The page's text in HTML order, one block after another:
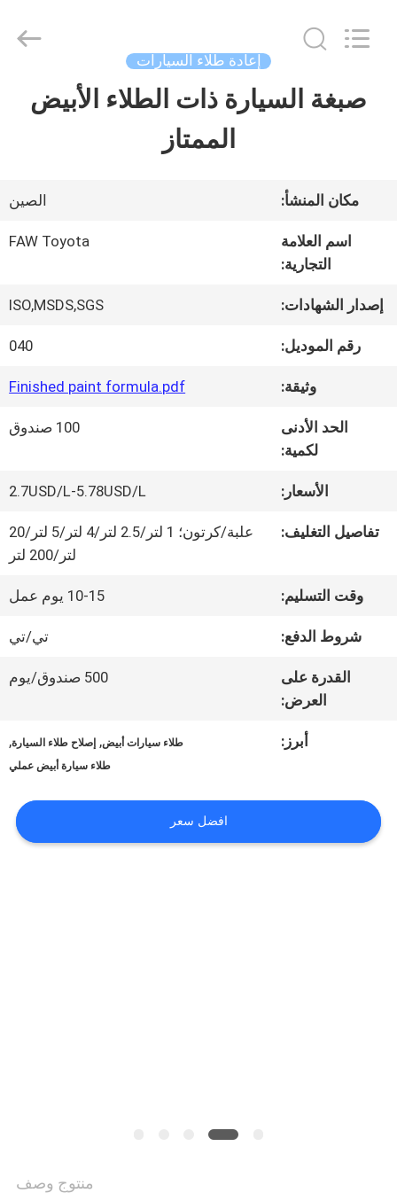
منزل
أشرطة
حول
المعمل
ضبط
الجودة
أخبار
Chemical
إعادة طلاء السيارات
صبغة السيارة ذات الطلاء الأبيض
الممتاز
مكان المنشأ: الصين
اسم العلامة
التجارية:
FAW Toyota
إصدار الشهادات: ISO,MSDS,SGS
رقم الموديل: 040
وثيقة: Finished paint formula.pdf
الحد الأدنى
لكمية:
100 صندوق
الأسعار: 2.7USD/L-5.78USD/L
تفاصيل التغليف:
علبة/كرتون؛ 1 لتر/2.5 لتر/4 لتر/5 لتر/20
لتر/200 لتر
وقت التسليم: 10-15 يوم عمل
شروط الدفع: تي/تي
القدرة على
العرض:
500 صندوق/يوم
أبرز: طلاء سيارات أبيض, إصلاح طلاء السيارة,
طلاء سيارة أبيض عملي
افضل سعر
منتوج وصف